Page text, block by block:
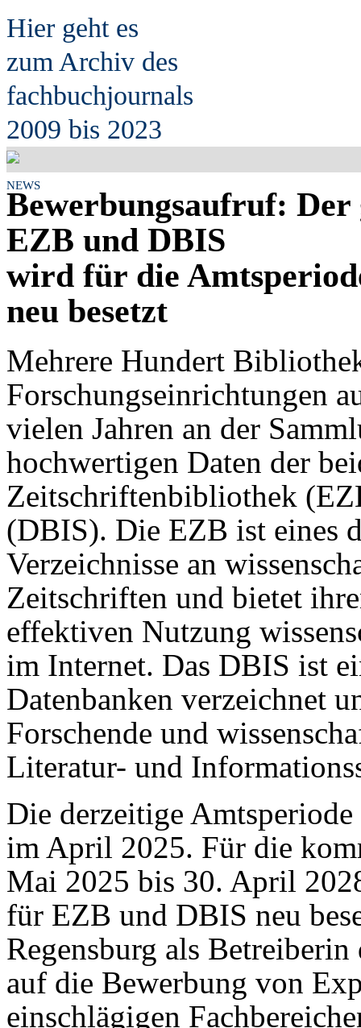
Hier geht es
zum Archiv des
fachbuchjournals
2009 bis 2023
NEWS
Bewerbungsaufruf:
EZB und DBIS
wird für die
neu besetzt
Mehrere Hundert
Forschungseinrichtungen
vielen Jahren an der
hochwertigen Daten der
Zeitschriftenbibliothek
(DBIS). Die EZB ist eines
Verzeichnisse an
Zeitschriften und bietet
effektiven Nutzung
im Internet. Das DBIS ist
Datenbanken verzeichnet
Forschende und
Literatur- und
Die derzeitige
im April 2025. Für die
Mai 2025 bis 30. April
für EZB und DBIS neu
Regensburg als
auf die Bewerbung von
einschlägigen